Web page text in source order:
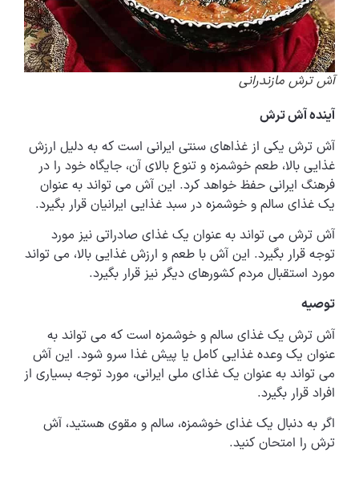
آش ترش مازندرانی
آینده آش ترش
آش ترش یکی از غذاهای سنتی ایرانی است که به دلیل ارزش
غذایی بالا، طعم خوشمزه و تنوع بالای آن، جایگاه خود را در
فرهنگ ایرانی حفظ خواهد کرد. این آش می تواند به عنوان
یک غذای سالم و خوشمزه در سبد غذایی ایرانیان قرار بگیرد.
آش ترش می تواند به عنوان یک غذای صادراتی نیز مورد
توجه قرار بگیرد. این آش با طعم و ارزش غذایی بالا، می تواند
مورد استقبال مردم کشورهای دیگر نیز قرار بگیرد.
توصیه
آش ترش یک غذای سالم و خوشمزه است که می تواند به
عنوان یک وعده غذایی کامل یا پیش غذا سرو شود. این آش
می تواند به عنوان یک غذای ملی ایرانی، مورد توجه بسیاری از
افراد قرار بگیرد.
اگر به دنبال یک غذای خوشمزه، سالم و مقوی هستید، آش
ترش را امتحان کنید.